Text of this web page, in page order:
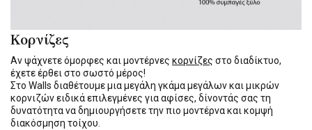
Κορνίζες
Αν ψάχνετε όμορφες και μοντέρνες κορνίζες στο διαδίκτυο,
έχετε έρθει στο σωστό μέρος!
Στο Walls διαθέτουμε μια μεγάλη γκάμα μεγάλων και μικρών
κορνιζών ειδικά επιλεγμένες για αφίσες, δίνοντάς σας τη
δυνατότητα να δημιουργήσετε την πιο μοντέρνα και κομψή
διακόσμηση τοίχου.